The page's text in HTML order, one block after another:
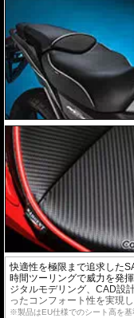
快適性を極限まで追求した
時間ツーリングで威力を発
ジタルモデリング、CAD設
ったコンフォート性を実現し
※製品はEU仕様でのシート高を